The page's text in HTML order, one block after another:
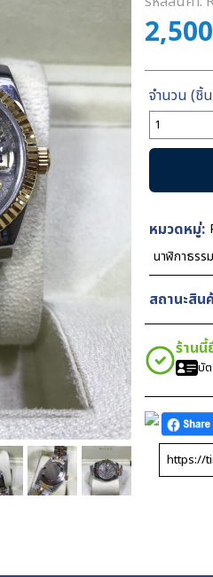
จำนวน
Rolex
Datejust
Grey
Dial
ชิ้น
หมวดหมู่:
นาฬิกาธรร
สถานะสิน
ร้าน
บัต